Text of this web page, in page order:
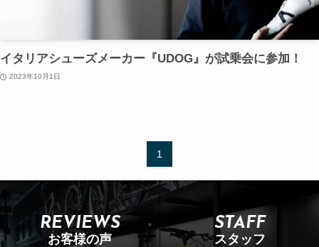
イタリアシューズメーカー『UDOG』が試乗会に参加！
2023年10月1日
1
REVIEWS
お客様の声
STAFF
スタッフ